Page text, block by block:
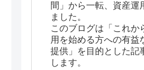
間」から一転、資産運
ました。
このブログは「これか
用を始める方への有益
提供」を目的とした記
します。